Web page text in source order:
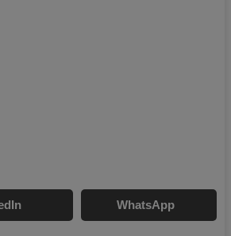
WhatsApp